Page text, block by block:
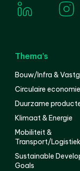
Thema’s
Bouw/Infra &
Circulaire economie
Duurzame
Klimaat & Energie
Mobiliteit &
Transport/Logistiek
Sustainable
Goals